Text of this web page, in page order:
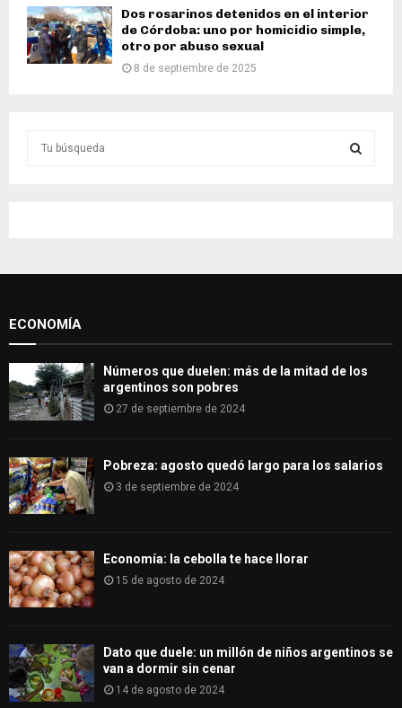
Dos rosarinos detenidos en el interior
de Córdoba: uno por homicidio simple,
otro por abuso sexual
8 de septiembre de 2025
o
H
ECONOMÍA
Números que duelen: más de la mitad de los
argentinos son pobres
27 de septiembre de 2024
Pobreza: agosto quedó largo para los salarios
3 de septiembre de 2024
Economía: la cebolla te hace llorar
15 de agosto de 2024
Dato que duele: un millón de niños argentinos se
van a dormir sin cenar
14 de agosto de 2024